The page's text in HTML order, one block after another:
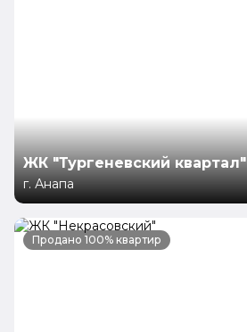
ЖК "Тургеневский квартал"
г. Анапа
Продано 100% квартир